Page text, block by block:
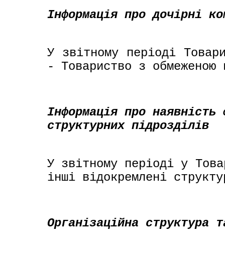
Інформація про дочірні
У звітному періоді
- Товариство з обмеженою
Інформація про наявність
структурних підрозділів
У звітному періоді у
інші відокремлені
Організаційна структура